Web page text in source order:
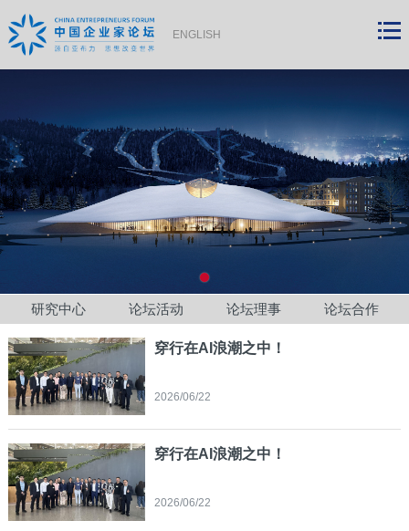
ENGLISH
研究中心 论坛活动 论坛理事 论坛合作
穿行在AI浪潮之中！
2026/06/22
穿行在AI浪潮之中！
2026/06/22